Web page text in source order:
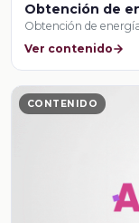
Obtención de
Obtención de
Ver contenido
CONTENIDO